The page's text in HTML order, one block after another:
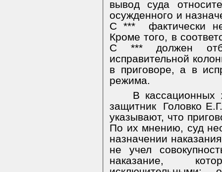
вывод суда
осужденного и
С ***
фактически
Кроме того, в
С *** должен
исправительной
в приговоре, а в
режима.
В
защитник
Головко
указывают, что
По их мнению, суд
назначении
не учел
наказание,